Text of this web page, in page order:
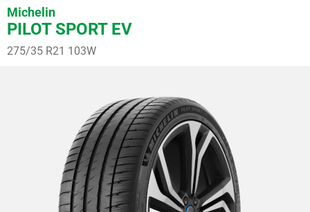
Michelin
PILOT SPORT EV
275/35 R21 103W